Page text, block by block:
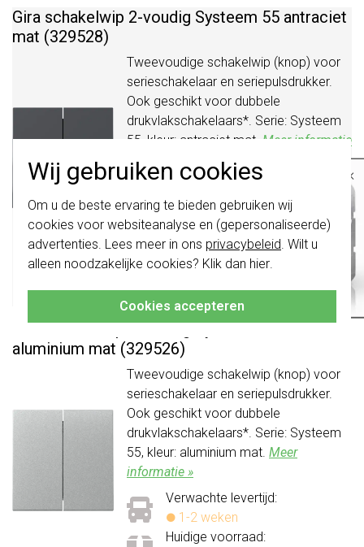
Wij gebruiken cookies
Om u de beste ervaring te bieden gebruiken wij
cookies voor websiteanalyse en (gepersonaliseerde)
advertenties. Lees meer in ons privacybeleid. Wilt u
alleen noodzakelijke cookies? Klik dan hier.
Cookies accepteren
Gira schakelwip 2-voudig Systeem 55 antraciet
mat (329528)
Tweevoudige schakelwip (knop) voor
serieschakelaar en seriepulsdrukker.
Ook geschikt voor dubbele
drukvlakschakelaars*. Serie: Systeem
55, kleur: antraciet mat. Meer informatie
»
voor 21u besteld, morgen in
huis*
Huidige voorraad:
14 stuk(s)
7,95 +
- Bestel
Gira schakelwip 2-voudig Systeem 55
aluminium mat (329526)
Tweevoudige schakelwip (knop) voor
serieschakelaar en seriepulsdrukker.
Ook geschikt voor dubbele
drukvlakschakelaars*. Serie: Systeem
55, kleur: aluminium mat. Meer
informatie »
Verwachte levertijd:
1-2 weken
Huidige voorraad:
×
schakelwippen zijn vernieuwd. Ze zijn
niette combineren met de schakelaars
van vóór augustus 2024.
Klik hiervoor meer informatie, zodat je